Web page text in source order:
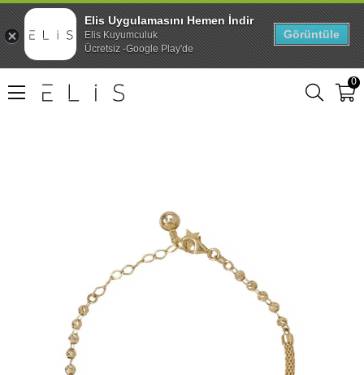
0
Elis Uygulamasını Hemen İndir
Elis Kuyumculuk
Ücretsiz -Google Play'de
Görüntüle